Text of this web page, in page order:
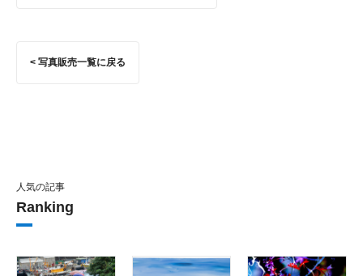
< 写真販売一覧に戻る
人気の記事
Ranking